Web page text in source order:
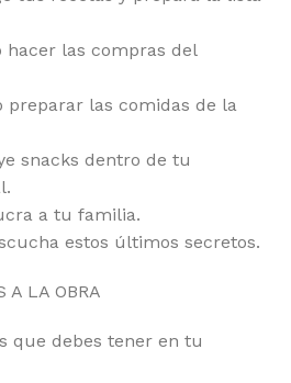
hacer las compras del
preparar las comidas de la
snacks dentro de tu
a tu familia.
estos últimos secretos.
A LA OBRA
que debes tener en tu